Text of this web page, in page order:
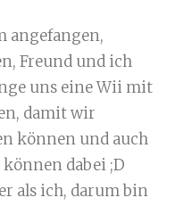
angefangen,
Freund und ich
uns eine Wii mit
damit wir
können und auch
dabei ;D
als ich, darum bin